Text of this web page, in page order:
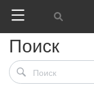
Поиск
Google